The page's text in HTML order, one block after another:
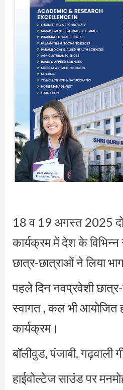
18 व 19 अगस्त 2025 दो
कार्यक्रम में देश के विभिन्न
छात्र-छात्राओं ने लिया
पहले दिन नवप्रवेशी
स्वागत , कल भी आयोजित
कार्यक्रम।
बाॅलीवुड, पंजाबी, गढ़वाली
हाईवोल्टेज साउंड पर